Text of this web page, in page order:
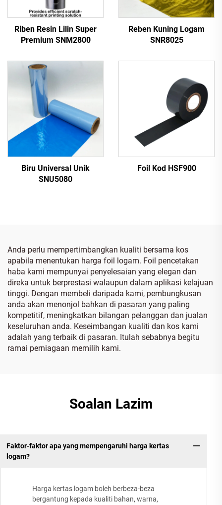
Riben Resin Lilin Super
Premium SNM2800
Reben Kuning Logam
SNR8025
Biru Universal Unik
SNU5080
Foil Kod HSF900
Anda perlu mempertimbangkan kualiti bersama kos
apabila menentukan harga foil logam. Foil pencetakan
haba kami mempunyai penyelesaian yang elegan dan
direka untuk berprestasi walaupun dalam aplikasi kelajuan
tinggi. Dengan membeli daripada kami, pembungkusan
anda akan menonjol bahkan di pasaran yang paling
kompetitif, meningkatkan bilangan pelanggan dan jualan
keseluruhan anda. Keseimbangan kualiti dan kos kami
adalah yang terbaik di pasaran. Itulah sebabnya begitu
ramai perniagaan memilih kami.
Soalan Lazim
Faktor-faktor apa yang mempengaruhi harga kertas
logam?
Harga kertas logam boleh berbeza-beza
bergantung kepada kualiti bahan, warna,